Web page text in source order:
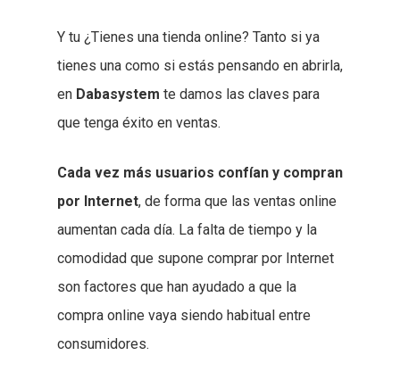
Y tu ¿Tienes una tienda online? Tanto si ya
tienes una como si estás pensando en abrirla,
en Dabasystem te damos las claves para
que tenga éxito en ventas.
Cada vez más usuarios confían y compran
por Internet, de forma que las ventas online
aumentan cada día. La falta de tiempo y la
comodidad que supone comprar por Internet
son factores que han ayudado a que la
compra online vaya siendo habitual entre
consumidores.